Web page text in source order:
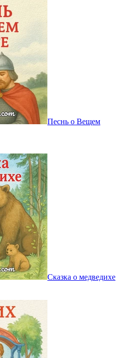
Песнь о Вещем
Сказка о медведихе